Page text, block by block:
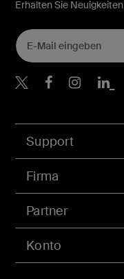
Konto
Support
Firma
Partner
Erhalten Sie
Belkin
Belkin